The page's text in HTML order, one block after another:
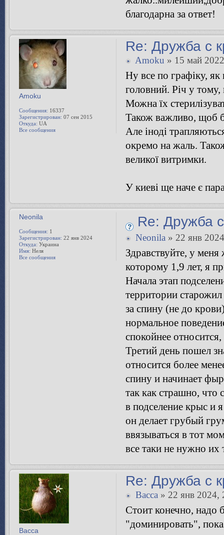
благодарна за ответ!
Re: Дружба с
Amoku » 15 май
Ну все по графіку, як
головний. Річ у
Можна їх
Також важливо, щоб
Але іноді
окремо на жаль.
великої витримки.
У киеві ще наче є
Amoku
Сообщения: 16337
Зарегистрирован: 07 сен 2015
Откуда: UA
Все сообщения
Re: Дружба
Neonila » 22 янв
Здравствуйте, у
которому 1,9 лет, я
Начала этап
территории старожил
за спину (не до
нормальное
спокойнее
Третий день пошел
относится более
спину и начинает
так как страшно, что
в подселение крыс и
он делает грубый
ввязываться в тот
все таки не нужно их
Neonila
Сообщения: 1
Зарегистрирован: 22 янв 2024
Откуда: Украина
Имя: Неля
Все сообщения
Re: Дружба с
Bacca » 22 янв 2024,
Стоит конечно, надо
"доминировать",
Bacca